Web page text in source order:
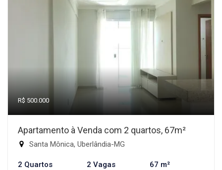
R$ 500.000
Apartamento à Venda com 2 quartos, 67m²
Santa Mônica, Uberlândia-MG
2 Quartos 2 Vagas 67 m²